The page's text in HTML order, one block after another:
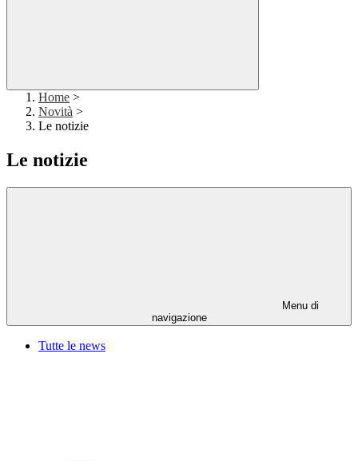
Home >
Novità >
Le notizie
Le notizie
Menu di
navigazione
Tutte le news